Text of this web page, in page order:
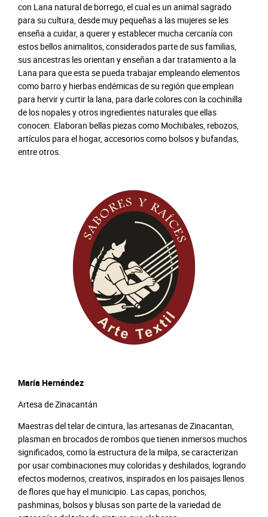
con Lana natural de borrego, el cual es un animal sagrado
para su cultura, desde muy pequeñas a las mujeres se les
enseña a cuidar, a querer y establecer mucha cercanía con
estos bellos animalitos, considerados parte de sus familias,
sus ancestras les orientan y enseñan a dar tratamiento a la
Lana para que esta se pueda trabajar empleando elementos
como barro y hierbas endémicas de su región que emplean
para hervir y curtir la lana, para darle colores con la cochinilla
de los nopales y otros ingredientes naturales que ellas
conocen. Elaboran bellas piezas como Mochibales, rebozos,
artículos para el hogar, accesorios como bolsos y bufandas,
entre otros.
María Hernández
Artesa de Zinacantán
Maestras del telar de cintura, las artesanas de Zinacantan,
plasman en brocados de rombos que tienen inmersos muchos
significados, como la estructura de la milpa, se caracterizan
por usar combinaciones muy coloridas y deshilados, logrando
efectos modernos, creativos, inspirados en los paisajes llenos
de flores que hay el municipio. Las capas, ponchos,
pashminas, bolsos y blusas son parte de la variedad de